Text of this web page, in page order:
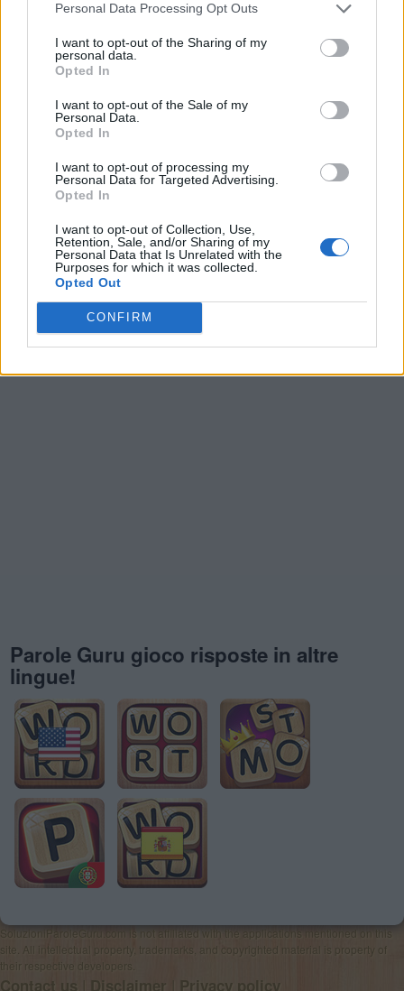
Personal Data Processing Opt Outs
I want to opt-out of the Sharing of my
personal data.
Opted In
I want to opt-out of the Sale of my
Personal Data.
Opted In
I want to opt-out of processing my
Personal Data for Targeted Advertising.
Opted In
I want to opt-out of Collection, Use,
Retention, Sale, and/or Sharing of my
Personal Data that Is Unrelated with the
Purposes for which it was collected.
Opted Out
CONFIRM
Lettere: NONALTO
(2465voti, media:3,80
Scarica Parole Guru
Ultime ricerche:
skyrc,Polca,area+,S T e,S+cia ,hp+or o+s+s
ADF+f,USCIT
WATCV,Aiatc,Polka,apk+f
Parole Guru gioco risposte in altre
lingue!
SoluzioniParoleGuru.com is not affiliated with the applications mentioned on this
site. All intellectual property, trademarks, and copyrighted material is property of
their respective developers.
Contact us Disclaimer Privacy policy